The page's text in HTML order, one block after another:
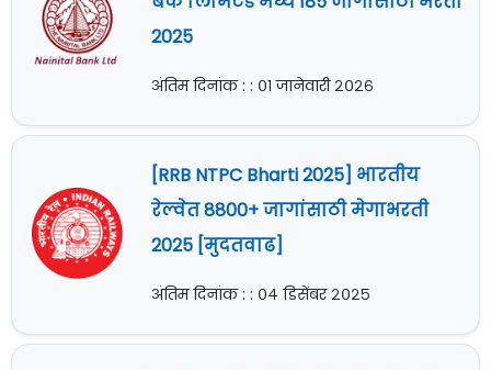
2025
अंतिम दिनांक : : ०१ जानेवारी २०२६
[RRB NTPC Bharti 2025] भारतीय
रेल्वेत 8800+ जागांसाठी मेगाभरती
2025 [मुदतवाढ]
अंतिम दिनांक : : ०४ डिसेंबर २०२५